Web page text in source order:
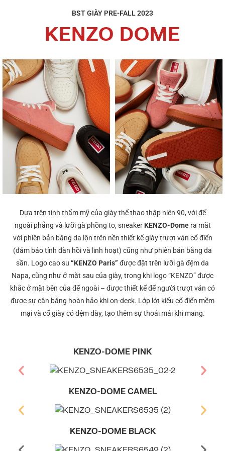
BST GIÀY PRE-FALL 2023
KENZO DOME
Dựa trên tính thẩm mỹ của giày thể thao thập niên 90, với đế
ngoài phẳng và lưỡi gà phồng to, sneaker KENZO-Domera mắt
với phiên bản bằng da lộn trên nền thiết kế giày trượt ván cổ điển
(đảm bảo tính đàn hồi và linh hoạt) cũng như phiên bản bằng da
sần. Logo cao su “KENZO Paris” được đặt trên lưỡi gà đệm da
Napa, cũng như ở mặt sau của giày, trong khi logo “KENZO” được
khắc ở mặt bên của đế ngoài – được thiết kế để người trượt ván có
được sự cân bằng hoàn hảo khi on-deck. Lớp lót kiểu cổ điển mềm
mại và cổ giày có đệm dày, tạo thêm sự thoải mái khi mang.
KENZO-DOME PINK
KENZO-DOME CAMEL
KENZO-DOME BLACK